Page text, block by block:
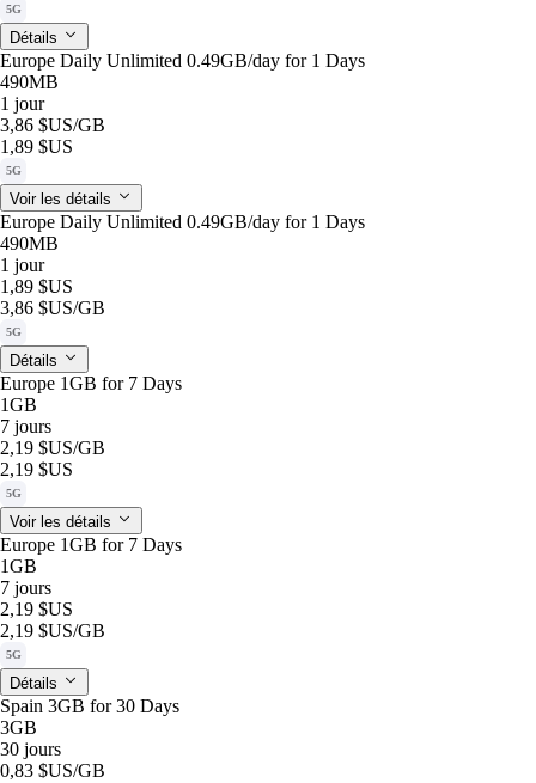
5G
Détails
Europe Daily Unlimited 0.49GB/day for 1 Days
490MB
1 jour
3,86 $US/GB
1,89 $US
5G
Voir les détails
Europe Daily Unlimited 0.49GB/day for 1 Days
490MB
1 jour
1,89 $US
3,86 $US/GB
5G
Détails
Europe 1GB for 7 Days
1GB
7 jours
2,19 $US/GB
2,19 $US
5G
Voir les détails
Europe 1GB for 7 Days
1GB
7 jours
2,19 $US
2,19 $US/GB
5G
Détails
Spain 3GB for 30 Days
3GB
30 jours
0,83 $US/GB